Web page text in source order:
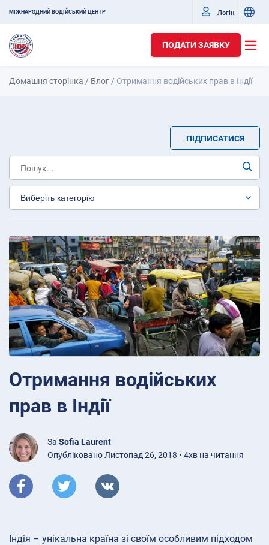
МІЖНАРОДНИЙ ВОДІЙСЬКИЙ ЦЕНТР Логін
ПОДАТИ ЗАЯВКУ
Домашня сторінка / Блог / Отримання водійських прав в Індії
ПІДПИСАТИСЯ
Отримання водійських
прав в Індії
За Sofia Laurent
Опубліковано Листопад 26, 2018 • 4хв на читання
Індія – унікальна країна зі своїм особливим підходом